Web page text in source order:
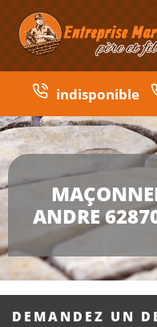
indisponible
ANDRE
DEMANDEZ UN